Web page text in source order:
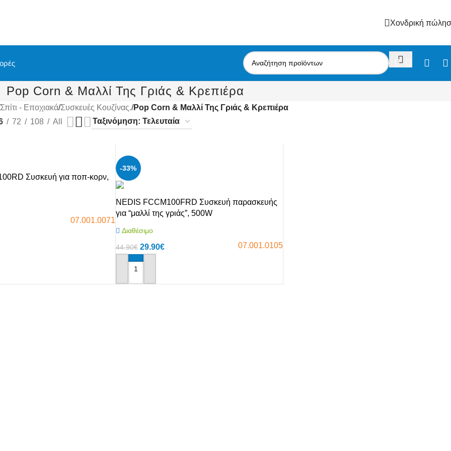
Χονδρική
Pop Corn & Μαλλί Της Γριάς & Κρεπιέρα
Σπίτι - Εποχιακά/Συσκευές Κουζίνας./Pop Corn & Μαλλί Της Γριάς & Κρεπιέρα
72 108 All
Συσκευή για ποπ-κορν,
07.001.0071
-33%
NEDIS FCCM100FRD Συσκευή παρασκευής
για “μαλλί της γριάς”, 500W
Διαθέσιμο
44.90€ 29.90€ 07.001.0105
Αγόρασε το